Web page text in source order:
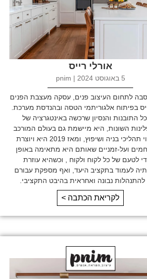
אורלי רייס
5 באוגוסט 2024 | pnim
לתחום העיצוב פנים, עסקה מעצבת הפנים
בפיתוח אלגוריתמי הטסה ובהנדסת מערכת.
התובנות והנסיון שרכשה באינטגרציה של
השונות, היא מיישמת גם בעולם המורכב
של ליווי תהליכי בניה ושיפוץ, ומאז 2019 היא ויוצרת
ועל-זמניים שאותם היא מתאימה באופן
לטעם של כל לקוח ולקוח , וכשהיא עוזרת
לעמוד בתקציב היעד, ואף מספקת עבורם
להתנהלות נבונה ואחראית בהיבט התקציבי.
לקריאת הכתבה >